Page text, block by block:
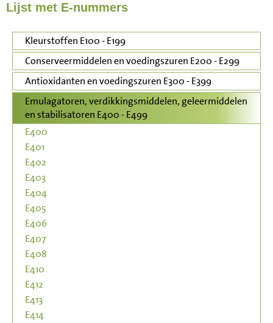
Lijst met E-nummers
Kleurstoffen E100 - E199
Conserveermiddelen en voedingszuren E200 - E299
Antioxidanten en voedingszuren E300 - E399
Emulagatoren, verdikkingsmiddelen, geleermiddelen
en stabilisatoren E400 - E499
E400
E401
E402
E403
E404
E405
E406
E407
E408
E410
E412
E413
E414